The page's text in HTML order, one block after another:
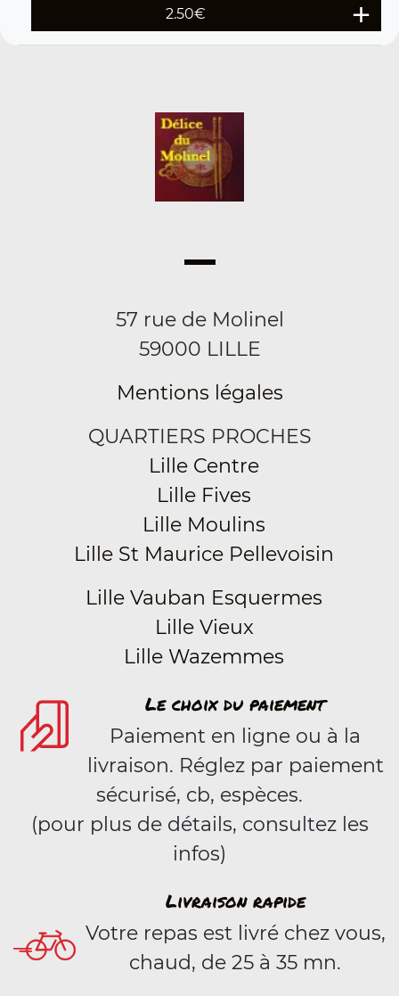
2.50€
57 rue de Molinel
59000 LILLE
Mentions légales
QUARTIERS PROCHES
Lille Centre
Lille Fives
Lille Moulins
Lille St Maurice Pellevoisin
Lille Vauban Esquermes
Lille Vieux
Lille Wazemmes
Le choix du paiement
Paiement en ligne ou à la
livraison. Réglez par paiement
sécurisé, cb, espèces.
(pour plus de détails, consultez les
infos)
Livraison rapide
Votre repas est livré chez vous,
chaud, de 25 à 35 mn.